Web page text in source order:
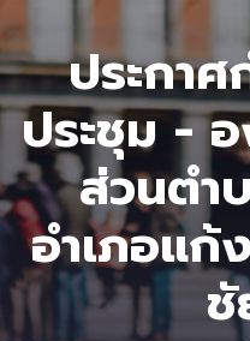
ประกา
ประชุม -
ส่วนตํา
อำเภอแ